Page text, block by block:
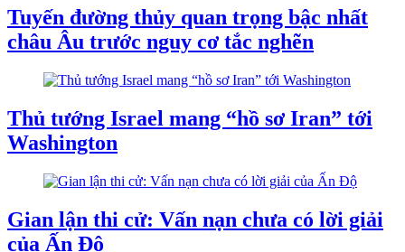
Tuyến đường thủy quan trọng bậc nhất
châu Âu trước nguy cơ tắc nghẽn
Thủ tướng Israel mang “hồ sơ Iran” tới
Washington
Gian lận thi cử: Vấn nạn chưa có lời giải
của Ấn Độ